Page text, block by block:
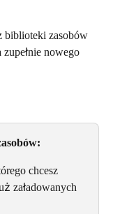
biblioteki zasobów
nowego
chcesz
załadowanych